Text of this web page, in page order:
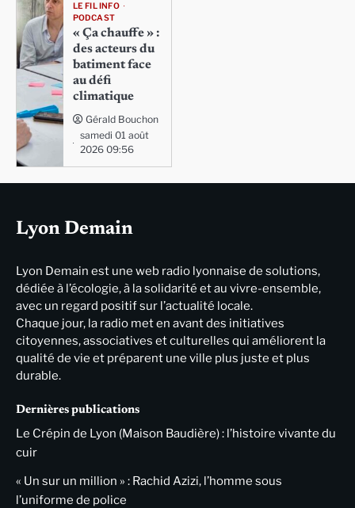
LE FIL INFO
PODCAST
« Ça chauffe » :
des acteurs du
batiment face
au défi
climatique
Gérald Bouchon
samedi 01 août
2026 09:56
Lyon Demain
Lyon Demain est une web radio lyonnaise de solutions,
dédiée à l’écologie, à la solidarité et au vivre-ensemble,
avec un regard positif sur l’actualité locale.
Chaque jour, la radio met en avant des initiatives
citoyennes, associatives et culturelles qui améliorent la
qualité de vie et préparent une ville plus juste et plus
durable.
Dernières publications
Le Crépin de Lyon (Maison Baudière) : l’histoire vivante du
cuir
« Un sur un million » : Rachid Azizi, l’homme sous
l’uniforme de police